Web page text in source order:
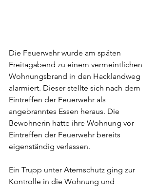
Die Feuerwehr wurde am späten
Freitagabend zu einem vermeintlichen
Wohnungsbrand in den Hacklandweg
alarmiert. Dieser stellte sich nach dem
Eintreffen der Feuerwehr als
angebranntes Essen heraus. Die
Bewohnerin hatte ihre Wohnung vor
Eintreffen der Feuerwehr bereits
eigenständig verlassen.
Ein Trupp unter Atemschutz ging zur
Kontrolle in die Wohnung und